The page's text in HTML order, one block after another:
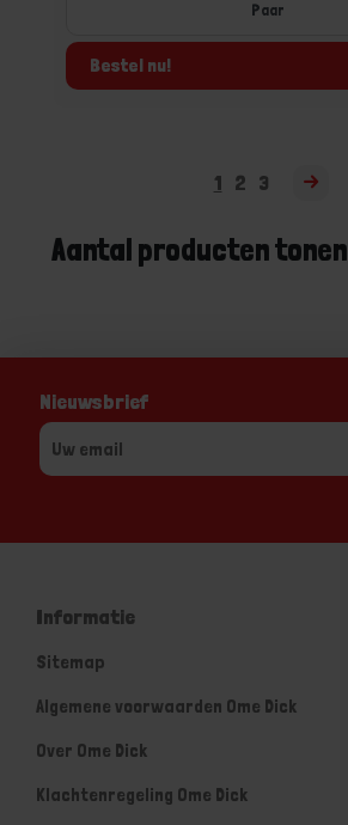
Paar
Bestel nu!
1 2 3
Aantal producten tonen
Nieuwsbrief
Informatie
Sitemap
Algemene voorwaarden Ome Dick
Over Ome Dick
Klachtenregeling Ome Dick